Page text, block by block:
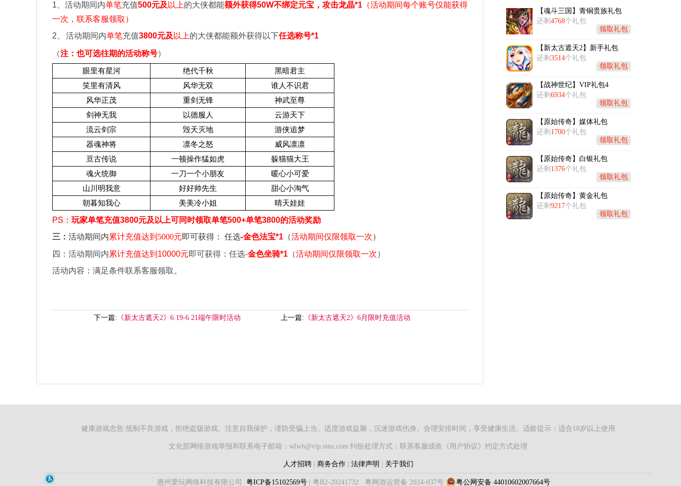
1 、活动期间内单笔充值500元及 以上的大侠都能额外获得50W不绑定元宝，攻击龙晶*1 （活动期间每个账号仅能获得
一次，联系客服领取）
2
活动期间内单笔充值3800元及 以上的大侠都能额外获得以下任选称号*1
（注：也可选往期的活动称号）
眼里有星河 绝代千秋
黑暗君主
笑里有清风
风华无双
谁人不识君
风华正茂
重剑无锋
神武至尊
剑神无我
以德服人
云游天下
流云剑宗
毁天灭地
游侠追梦
器魂神将
凛冬之怒
威风凛凛
亘古传说
一顿操作猛如虎
躲猫猫大王
魂火统御
一刀一个小朋友
暖心小可爱
山川明我意
好好帅先生
甜心小淘气
朝暮知我心
美美冷小姐 晴天娃娃
PS ： 玩家单笔充值3800元及以上可同时领取单笔500+单笔3800的活动奖励
三： 活动期间内累计充值达到 5000元即可获得： 任选-金色法宝*1 （活动期间仅限领取一次）
四：活动期间内累计充值达到10000元即可获得：任选-金色坐骑*1 （活动期间仅限领取一次）
活动内容：满足条件联系客服领取。
上一篇: 《新太古遮天2》6月限时充值活动
下一篇: 《新太古遮天2》6.19-6.21端午限时活动
【魂斗三国】青铜贵族礼包
还剩 4768个礼包
领取礼包
【新太古遮天2】新手礼包
还剩 3514个礼包
领取礼包
【战神世纪】VIP礼包4
还剩 6934个礼包
领取礼包
【原始传奇】媒体礼包
还剩 1700个礼包
领取礼包
【原始传奇】白银礼包
还剩 1376个礼包
领取礼包
【原始传奇】黄金礼包
还剩 9217个礼包
领取礼包
健康游戏忠告:抵制不良游戏，拒绝盗版游戏。注意自我保护，谨防受骗上当。适度游戏益脑，沉迷游戏伤身。合理安排时间，享受健康生活。适龄提示：适合18岁以上使用
文化部网络游戏举报和联系电子邮箱：wlwh@vip.sina.com 纠纷处理方式：联系客服或依《用户协议》约定方式处理
人才招聘| 商务合作| 法律声明 关于我们
惠州爱玩网络科技有限公司 粤ICP备15102569号 粤B2-20241732 粤网游运营备 2024-037号 粤公网安备 44010602007664号